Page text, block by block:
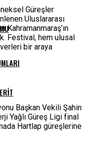
Güreşler
Uluslararası
Kahramanmaraş’ın
Festival, hem ulusal
bir araya
Başkan Vekili Şahin
Yağlı Güreş Ligi final
Hartlap güreşlerine